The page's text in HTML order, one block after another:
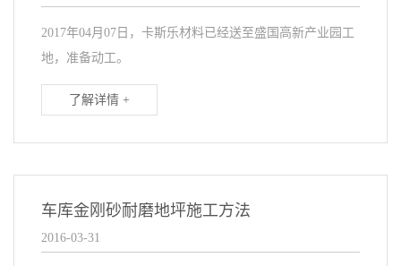
2017年04月07日，卡斯乐材料已经送至盛国高新产业园工
地，准备动工。
了解详情 +
车库金刚砂耐磨地坪施工方法
2016-03-31